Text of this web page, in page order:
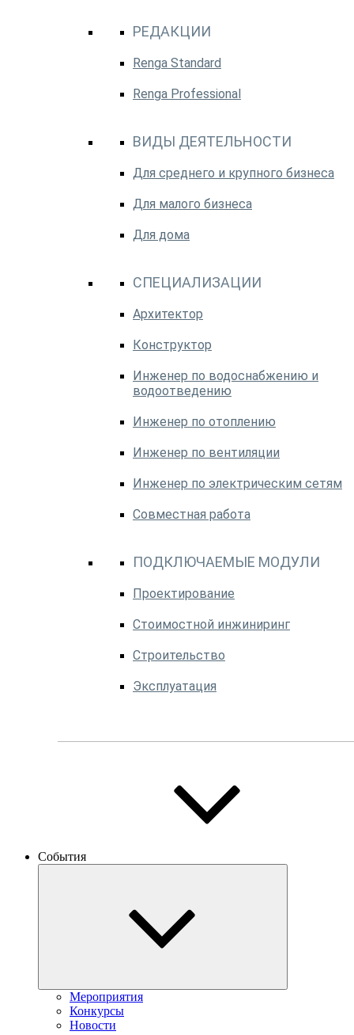
РЕДАКЦИИ
Renga Standard
Renga Professional
ВИДЫ ДЕЯТЕЛЬНОСТИ
Для среднего и крупного бизнеса
Для малого бизнеса
Для дома
СПЕЦИАЛИЗАЦИИ
Архитектор
Конструктор
Инженер по водоснабжению и
водоотведению
Инженер по отоплению
Инженер по вентиляции
Инженер по электрическим сетям
Совместная работа
ПОДКЛЮЧАЕМЫЕ МОДУЛИ
Проектирование
Стоимостной инжиниринг
Строительство
Эксплуатация
События
Мероприятия
Конкурсы
Новости